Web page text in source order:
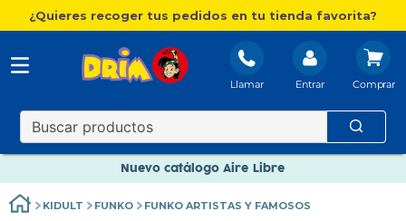
¿Quieres recoger tus pedidos en tu tienda favorita?
Llamar Entrar
Nuevo catálogo Aire Libre
Envío gratis. A partir de 60€(excepto Baleares)
Nuevo catálogo Aire Libre
KIDULT FUNKO FUNKO ARTISTAS Y FAMOSOS